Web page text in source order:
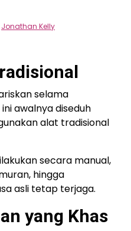
Jonathan Kelly
selama
awalnya diseduh
alat tradisional
secara manual,
hingga
asli tetap terjaga.
yang Khas